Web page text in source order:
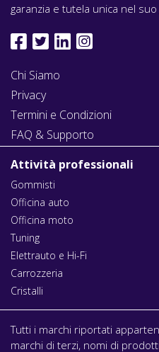
garanzia e tutela unica nel
Chi Siamo
Privacy
Termini e Condizioni
FAQ & Supporto
Attività professionali
Gommisti
Officina auto
Officina moto
Tuning
Elettrauto e Hi-Fi
Carrozzeria
Cristalli
Tutti i marchi riportati
marchi di terzi, nomi di